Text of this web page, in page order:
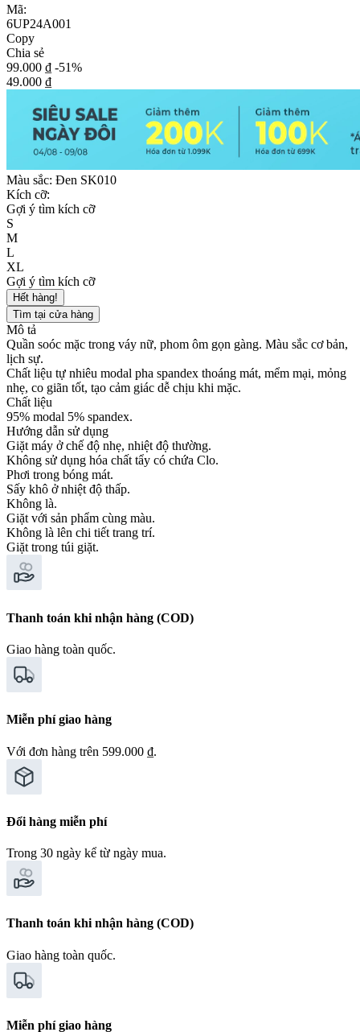
Mã:
6UP24A001
Copy
Chia sẻ
99.000 ₫ -51%
49.000 ₫
Màu sắc: Đen SK010
Kích cỡ:
Gợi ý tìm kích cỡ
S
M
L
XL
Gợi ý tìm kích cỡ
Hết hàng!
Tìm tại cửa hàng
Mô tả
Quần soóc mặc trong váy nữ, phom ôm gọn gàng. Màu sắc cơ bản,
lịch sự.
Chất liệu tự nhiêu modal pha spandex thoáng mát, mểm mại, mỏng
nhẹ, co giãn tốt, tạo cảm giác dễ chịu khi mặc.
Chất liệu
95% modal 5% spandex.
Hướng dẫn sử dụng
Giặt máy ở chế độ nhẹ, nhiệt độ thường.
Không sử dụng hóa chất tẩy có chứa Clo.
Phơi trong bóng mát.
Sấy khô ở nhiệt độ thấp.
Không là.
Giặt với sản phẩm cùng màu.
Không là lên chi tiết trang trí.
Giặt trong túi giặt.
Thanh toán khi nhận hàng (COD)
Giao hàng toàn quốc.
Miễn phí giao hàng
Với đơn hàng trên 599.000 ₫.
Đổi hàng miễn phí
Trong 30 ngày kể từ ngày mua.
Thanh toán khi nhận hàng (COD)
Giao hàng toàn quốc.
Miễn phí giao hàng